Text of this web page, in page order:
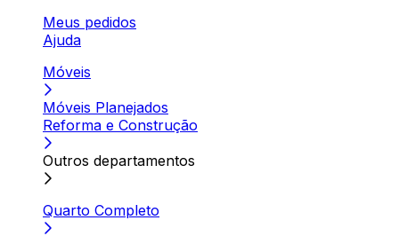
Meus pedidos
Ajuda
Móveis
Móveis Planejados
Reforma e Construção
Outros departamentos
Quarto Completo